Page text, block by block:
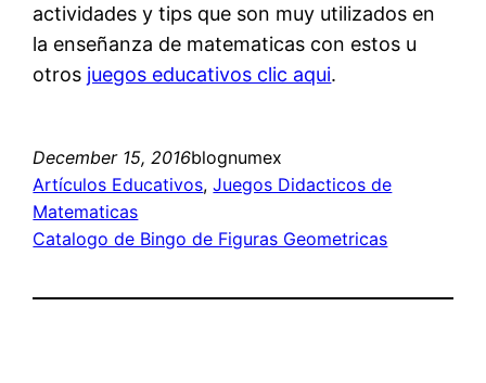
actividades y tips que son muy utilizados en
la enseñanza de matematicas con estos u
otros juegos educativos clic aqui.
December 15, 2016blognumex
Artículos Educativos, Juegos Didacticos de
Matematicas
Catalogo de Bingo de Figuras Geometricas